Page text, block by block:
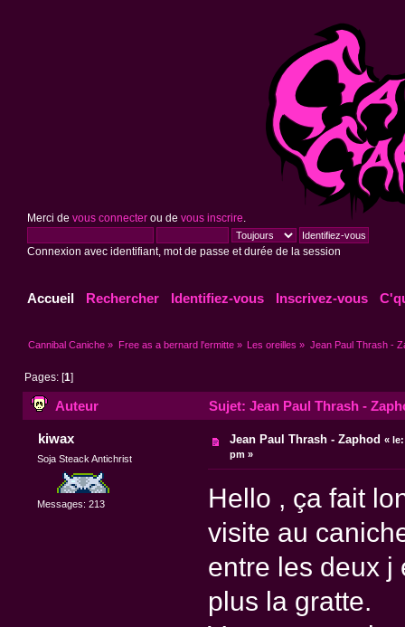
Merci de vous connecterou de vous inscrire
Connexion avec identifiant, mot de passe et durée de la session
Accueil Rechercher Identifiez-vous Inscrivez-vous
Cannibal Caniche » Free as a bernard l'ermitte» Les oreilles » Jean Paul Thrash -
Pages: [1]
Auteur Sujet: Jean Paul Thrash -
kiwax
Soja Steack Antichrist
Messages: 213
Jean Paul Thrash - Zaphod «le:
pm »
Hello , ça fait
visite au
entre les deux j
plus la gratte.